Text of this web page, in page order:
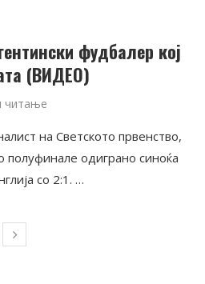
фудбалер кој
(ВИДЕО)
читање
на Светското првенство,
полуфинале одиграно синоќа
со 2:1. …